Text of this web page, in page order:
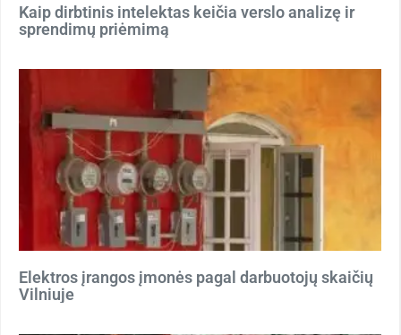
Kaip dirbtinis intelektas keičia verslo analizę ir
sprendimų priėmimą
Elektros įrangos įmonės pagal darbuotojų skaičių
Vilniuje